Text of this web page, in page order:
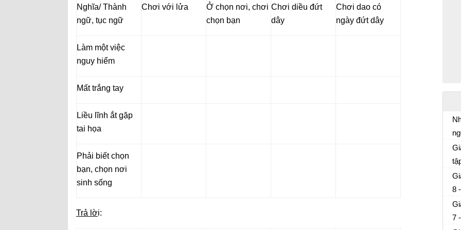
Nghĩa/ Thành
ngữ, tục ngữ
Chơi với lửa
Ở chọn nơi, chơi
chọn bạn
Chơi diều đứt
dây
Chơi dao có
ngày đứt dây
Làm một việc
nguy hiểm
Mất trắng tay
Liều lĩnh ắt gặp
tai họa
Phải biết chọn
bạn, chọn nơi
sinh sống
Trả lời:
8
7